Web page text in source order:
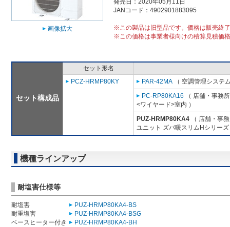
画像拡大
発売日：2020年05月11日
JANコード：4902901883095
※この製品は旧型品です。価格は販売終
※この価格は事業者様向けの積算見積価
セット構成品
セット形名
PCZ-HRMP80KY
PAR-42MA （ 空調管理システ
PC-RP80KA16 （ 店舗・事務
<ワイヤード>室内 ）
PUZ-HRMP80KA4 （ 店舗・事
ユニット ズバ暖スリムHシリーズ
機種ラインアップ
耐塩害仕様等
耐塩害
PUZ-HRMP80KA4-BS
耐重塩害
PUZ-HRMP80KA4-BSG
ベースヒーター付き
PUZ-HRMP80KA4-BH